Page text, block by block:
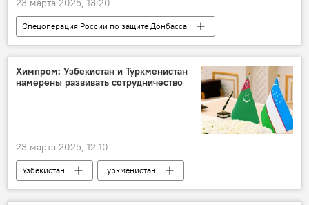
23 марта 2025, 13:20
Спецоперация России по защите Донбасса
СВО
безопасность
Россия
Химпром: Узбекистан и Туркменистан
намерены развивать сотрудничество
23 марта 2025, 12:10
Узбекистан
Туркменистан
сотрудничество
Экономика